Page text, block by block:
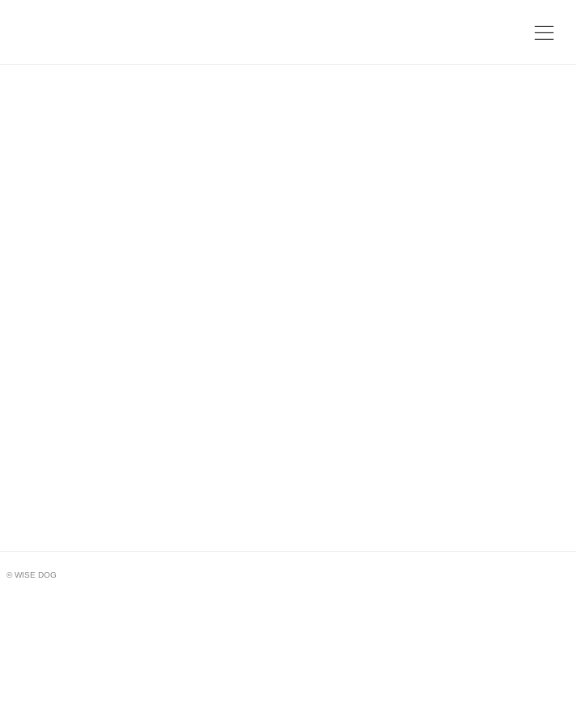
© WISE DOG